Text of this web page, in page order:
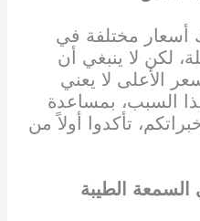
أسعار مختلفة في
لكن لا ينبغي أن
الأعلى لا يعني
السبب، بمساعدة
تأكدوا أولاً من
الطيبة